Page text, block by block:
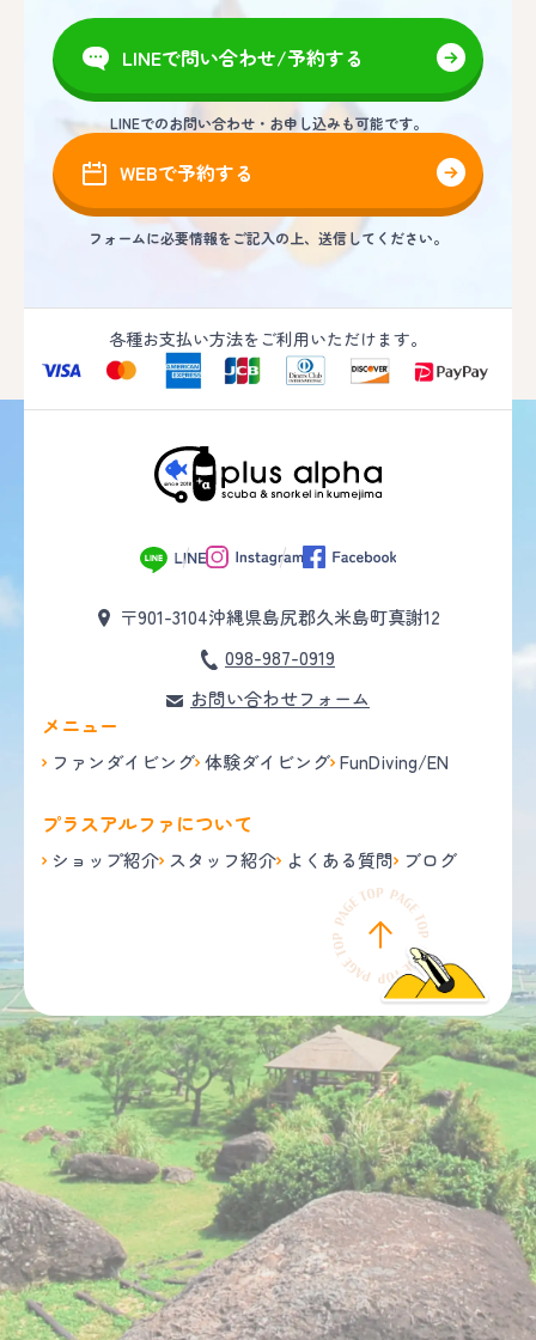
LINEで問い合わせ/予約する
LINEでのお問い合わせ・お申し込みも可能です。
WEBで予約する
フォームに必要情報をご記入の上、送信してください。
各種お支払い方法をご利用いただけます。
〒901-3104沖縄県島尻郡久米島町真謝12
098-987-0919
お問い合わせフォーム
メニュー
ファンダイビング 体験ダイビング FunDiving/EN
プラスアルファについて
ショップ紹介 スタッフ紹介 よくある質問 ブログ